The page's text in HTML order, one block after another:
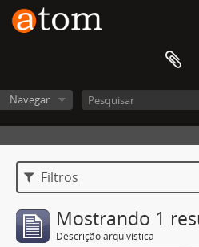
Navegar
Filtros
Mostrando 1
Descrição arquivística